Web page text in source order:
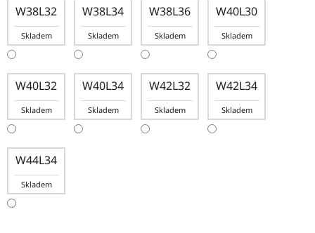
W38L32
Skladem
W38L34
Skladem
W38L36
Skladem
W40L30
Skladem
W40L32
Skladem
W40L34
Skladem
W42L32
Skladem
W42L34
Skladem
W44L34
Skladem